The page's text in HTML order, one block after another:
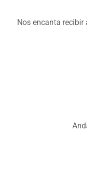
Nos encanta